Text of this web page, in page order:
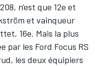
n'est que 12e et
et vainqueur
16e. Mais la plus
par les Ford Focus RS
les deux équipiers